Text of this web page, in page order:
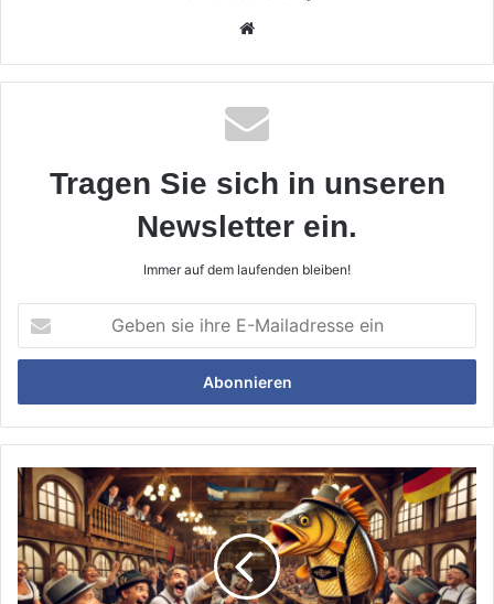
Tragen Sie sich in unseren
Newsletter ein.
Immer auf dem laufenden bleiben!
sie
ihre
Mailadresse
ein
Politischer
Aschermittwoch
-
ja,
wenn
die